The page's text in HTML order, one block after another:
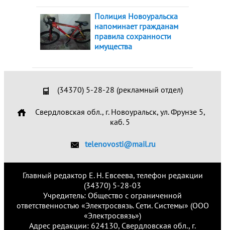
Полиция Новоуральска
напоминает гражданам
правила сохранности
имущества
(34370) 5-28-28 (рекламный отдел)
Свердловская обл., г. Новоуральск, ул. Фрунзе 5,
каб. 5
telenovosti@mail.ru
Главный редактор Е. Н. Евсеева, телефон редакции
(34370) 5-28-03
Учредитель: Общество с ограниченной
ответственностью «Электросвязь. Сети. Системы» (ООО
«Электросвязь»)
Адрес редакции: 624130, Свердловская обл., г.